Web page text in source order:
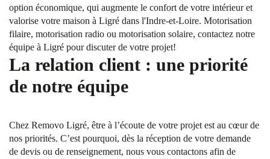
option économique, qui augmente le confort de votre intérieur et
valorise votre maison à Ligré dans l'Indre-et-Loire. Motorisation
filaire, motorisation radio ou motorisation solaire, contactez notre
équipe à Ligré pour discuter de votre projet!
La relation client : une priorité
de notre équipe
Chez Removo Ligré, être à l’écoute de votre projet est au cœur de
nos priorités. C’est pourquoi, dès la réception de votre demande
de devis ou de renseignement, nous vous contactons afin de